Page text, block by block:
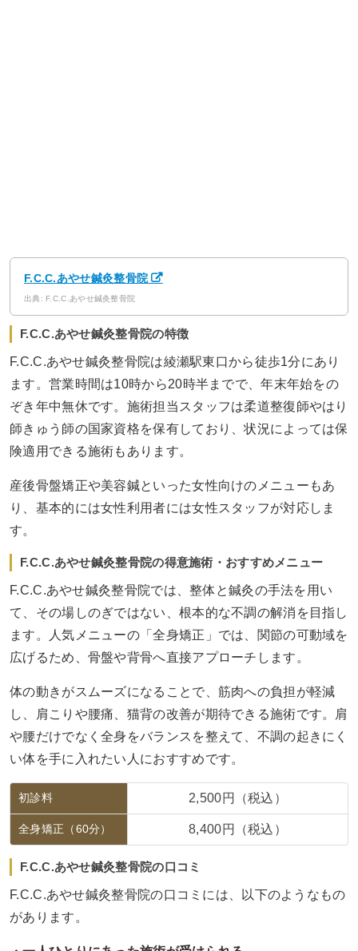
F.C.C.あやせ鍼灸整骨院
出典: F.C.C.あやせ鍼灸整骨院
F.C.C.あやせ鍼灸整骨院の特徴
F.C.C.あやせ鍼灸整骨院は綾瀬駅東口から徒歩1分にあり
ます。営業時間は10時から20時半までで、年末年始をの
ぞき年中無休です。施術担当スタッフは柔道整復師やはり
師きゅう師の国家資格を保有しており、状況によっては保
険適用できる施術もあります。
産後骨盤矯正や美容鍼といった女性向けのメニューもあ
り、基本的には女性利用者には女性スタッフが対応しま
す。
F.C.C.あやせ鍼灸整骨院の得意施術・おすすめメニュー
F.C.C.あやせ鍼灸整骨院では、整体と鍼灸の手法を用い
て、その場しのぎではない、根本的な不調の解消を目指し
ます。人気メニューの「全身矯正」では、関節の可動域を
広げるため、骨盤や背骨へ直接アプローチします。
体の動きがスムーズになることで、筋肉への負担が軽減
し、肩こりや腰痛、猫背の改善が期待できる施術です。肩
や腰だけでなく全身をバランスを整えて、不調の起きにく
い体を手に入れたい人におすすめです。
初診料 2,500円（税込）
全身矯正（60分） 8,400円（税込）
F.C.C.あやせ鍼灸整骨院の口コミ
F.C.C.あやせ鍼灸整骨院の口コミには、以下のようなもの
があります。